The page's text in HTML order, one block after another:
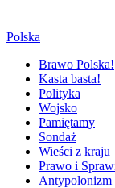
Polska
Brawo Polska!
Kasta basta!
Polityka
Wojsko
Pamiętamy
Sondaż
Wieści z kraju
Prawo i
Antypolonizm